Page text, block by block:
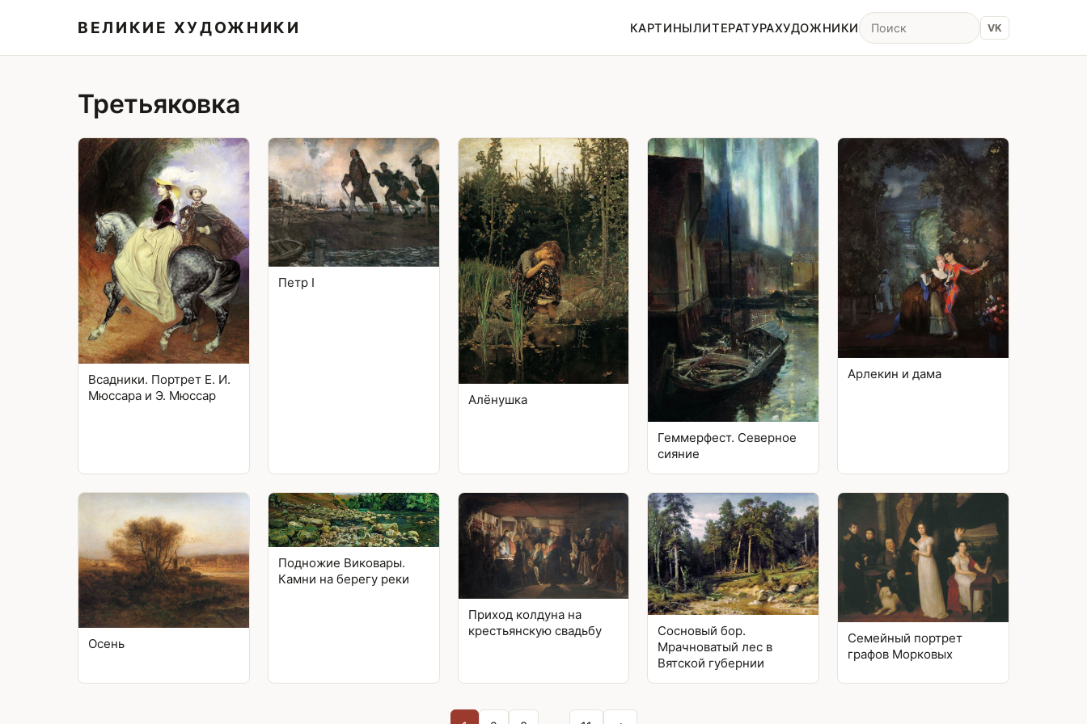
ВЕЛИКИЕ ХУДОЖНИКИ КАРТИНЫЛИТЕРАТУРАХУДОЖНИКИ VK
Третьяковка
Всадники. Портрет Е. И.
Мюссара и Э. Мюссар
Петр I
Алёнушка
Геммерфест. Северное
сияние
Арлекин и дама
Осень
Подножие Виковары.
Камни на берегу реки
Приход колдуна на
крестьянскую свадьбу
Сосновый бор.
Мрачноватый лес в
Вятской губернии
Семейный портрет
графов Морковых